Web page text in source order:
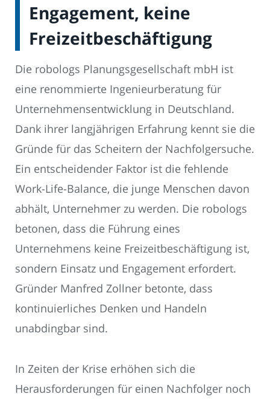
Engagement, keine
Freizeitbeschäftigung
Die robologs Planungsgesellschaft mbH ist
eine renommierte Ingenieurberatung für
Unternehmensentwicklung in Deutschland.
Dank ihrer langjährigen Erfahrung kennt sie die
Gründe für das Scheitern der Nachfolgersuche.
Ein entscheidender Faktor ist die fehlende
Work-Life-Balance, die junge Menschen davon
abhält, Unternehmer zu werden. Die robologs
betonen, dass die Führung eines
Unternehmens keine Freizeitbeschäftigung ist,
sondern Einsatz und Engagement erfordert.
Gründer Manfred Zollner betonte, dass
kontinuierliches Denken und Handeln
unabdingbar sind.
In Zeiten der Krise erhöhen sich die
Herausforderungen für einen Nachfolger noch